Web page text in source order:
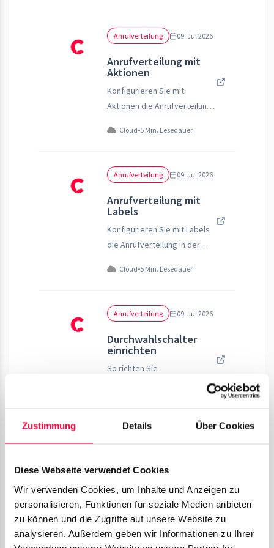
Zustimmung Details Über Cookies
Diese Webseite verwendet Cookies
Wir verwenden Cookies, um Inhalte und Anzeigen zu
personalisieren, Funktionen für soziale Medien anbieten
zu können und die Zugriffe auf unsere Website zu
analysieren. Außerdem geben wir Informationen zu Ihrer
Anrufverteilung 09. Jul 2026
Anrufverteilung mit
Aktionen
Konfigurieren Sie mit
Aktionen die Anrufverteilung
Cloud•5 Min. Lesedauer
Anrufverteilung 09. Jul 2026
Anrufverteilung mit
Labels
Konfigurieren Sie mit Labels
die Anrufverteilung in der
Cloud•5 Min. Lesedauer
Anrufverteilung 09. Jul 2026
Durchwahlschalter
einrichten
So richten Sie
Automatisierung ein und
Geschäftszeiten,
Feiertage und
Urlaubskalender
Einrichtung von Zeitschemas,
Kalendern und
Durchwahlschaltern zur